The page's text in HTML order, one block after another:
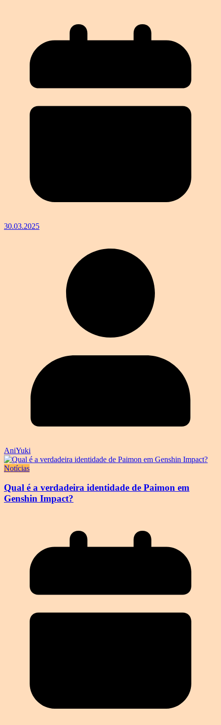
30.03.2025
AniYuki
Notícias
Qual é a verdadeira identidade de Paimon em
Genshin Impact?